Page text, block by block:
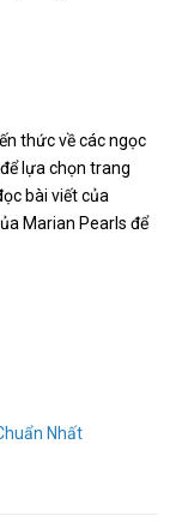
thức về các ngọc
lựa chọn trang
bài viết của
Marian Pearls để
Nhất